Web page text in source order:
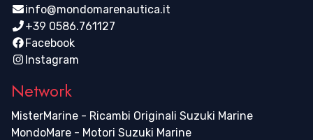
info@mondomarenautica.it
+39 0586.761127
Facebook
Instagram
Network
MisterMarine - Ricambi Originali Suzuki Marine
MondoMare - Motori Suzuki Marine